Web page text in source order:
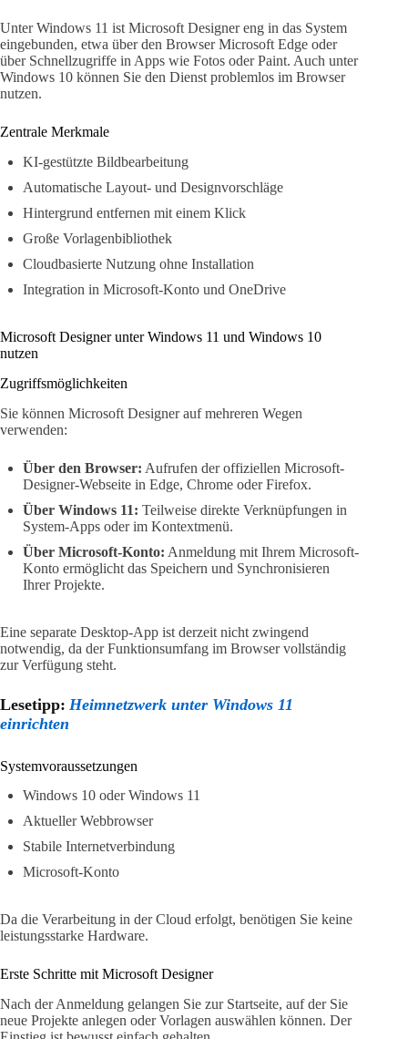
Unter Windows 11 ist Microsoft Designer eng in das System
eingebunden, etwa über den Browser Microsoft Edge oder
über Schnellzugriffe in Apps wie Fotos oder Paint. Auch unter
Windows 10 können Sie den Dienst problemlos im Browser
nutzen.
Zentrale Merkmale
KI-gestützte Bildbearbeitung
Automatische Layout- und Designvorschläge
Hintergrund entfernen mit einem Klick
Große Vorlagenbibliothek
Cloudbasierte Nutzung ohne Installation
Integration in Microsoft-Konto und OneDrive
Microsoft Designer unter Windows 11 und Windows 10
nutzen
Zugriffsmöglichkeiten
Sie können Microsoft Designer auf mehreren Wegen
verwenden:
Über den Browser: Aufrufen der offiziellen Microsoft-
Designer-Webseite in Edge, Chrome oder Firefox.
Über Windows 11: Teilweise direkte Verknüpfungen in
System-Apps oder im Kontextmenü.
Über Microsoft-Konto: Anmeldung mit Ihrem Microsoft-
Konto ermöglicht das Speichern und Synchronisieren
Ihrer Projekte.
Eine separate Desktop-App ist derzeit nicht zwingend
notwendig, da der Funktionsumfang im Browser vollständig
zur Verfügung steht.
Lesetipp: Heimnetzwerk unter Windows 11
einrichten
Systemvoraussetzungen
Windows 10 oder Windows 11
Aktueller Webbrowser
Stabile Internetverbindung
Microsoft-Konto
Da die Verarbeitung in der Cloud erfolgt, benötigen Sie keine
leistungsstarke Hardware.
Erste Schritte mit Microsoft Designer
Nach der Anmeldung gelangen Sie zur Startseite, auf der Sie
neue Projekte anlegen oder Vorlagen auswählen können. Der